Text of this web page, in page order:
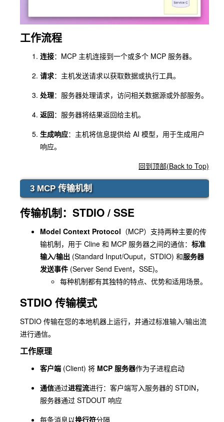
工作流程
连接：MCP 主机连接到一个或多个 MCP 服务器。
请求：主机发送请求以获取数据或执行工具。
处理：服务器处理请求，访问相关数据源或外部服务。
返回：服务器将结果返回给主机。
生成响应：主机将信息提供给 AI 模型，用于生成用户
响应。
回到顶部(Back to Top)
3 MCP 传输机制
传输机制：STDIO / SSE
Model Context Protocol （MCP）支持两种主要的传
输机制，用于 Cline 和 MCP 服务器之间的通信： 标准
输入/输出 (Standard Input/Ouput， STDIO) 和服务器
发送事件 (Server Send Event， SSE)。
每种机制都有其独特的特点、优势和适用场景。
STDIO 传输模式
STDIO 传输在您的本地机器上运行，并通过标准输入/输出流
进行通信。
工作原理
客户端 (Client) 将 MCP 服务器作为子进程启动
通信通过进程流进行：客户端写入服务器的 STDIN，
服务器通过 STDOUT 响应
每条消息以换行符分隔